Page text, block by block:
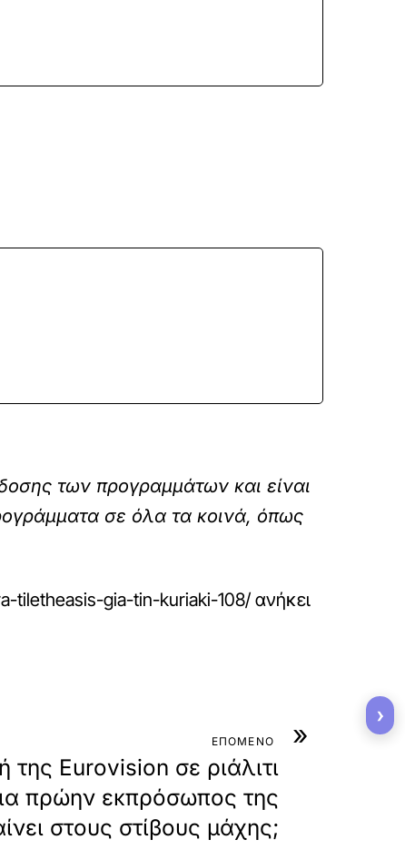
των προγραμμάτων και είναι
σε όλα τα κοινά, όπως
tiletheasis-gia-tin-kuriaki-108/ ανήκει
»
ΕΠΟΜΕΝΟ
της Eurovision σε ριάλιτι
πρώην εκπρόσωπος της
στους στίβους μάχης;
›